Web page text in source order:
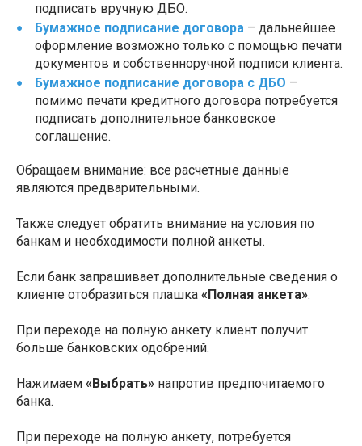
подписать вручную ДБО.
Бумажное подписание договора– дальнейшее
оформление возможно только с помощью печати
документов и собственноручной подписи клиента.
Бумажное подписание договора с ДБО –
помимо печати кредитного договора потребуется
подписать дополнительное банковское
соглашение.
Обращаем внимание: все расчетные данные
являются предварительными.
Также следует обратить внимание на условия по
банкам и необходимости полной анкеты.
Если банк запрашивает дополнительные сведения о
клиенте отобразиться плашка «Полная анкета».
При переходе на полную анкету клиент получит
больше банковских одобрений.
Нажимаем «Выбрать» напротив предпочитаемого
банка.
При переходе на полную анкету, потребуется